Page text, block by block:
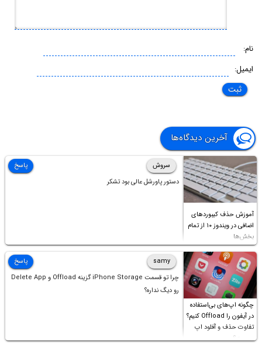
نام:
ایمیل:
آخرین دیدگاه‌ها
آموزش حذف کیبوردهای
اضافی در ویندوز ۱۰ از تمام
بخش‌ها
سروش
دستور پاورشل عالی بود تشکر
پاسخ
چگونه اپ‌های بی‌استفاده
در آیفون را Offload کنیم؟
تفاوت حذف و آفلود اپ
چیست؟
samy
چرا تو قسمت iPhone Storage گزینه Offload و Delete App
رو دیگ نداره؟
پاسخ